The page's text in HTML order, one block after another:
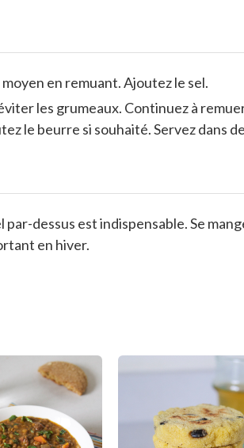
en remuant. Ajoutez le sel.
les grumeaux. Continuez à
le beurre si souhaité. Servez dans
dessus est indispensable. Se
en hiver.